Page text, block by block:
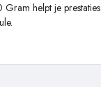
helpt je